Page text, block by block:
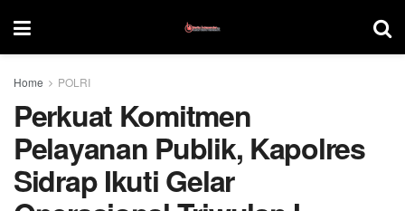
Home POLRI
Perkuat Komitmen
Pelayanan Publik, Kapolres
Sidrap Ikuti Gelar